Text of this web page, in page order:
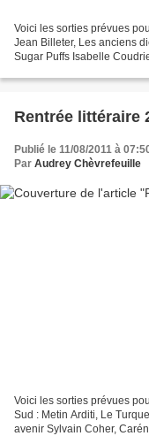
Voici les sorties prévues
Jean Billeter, Les anciens
Sugar Puffs Isabelle
Rentrée littéraire
Publié le 11/08/2011 à
Par Audrey Chèvrefeuille
Voici les sorties prévues
Sud : Metin Arditi, Le
avenir Sylvain Coher,